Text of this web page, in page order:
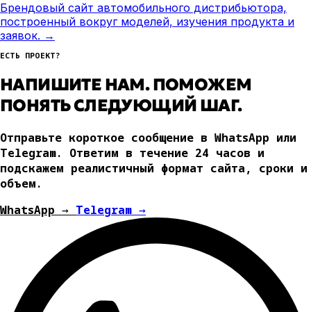
Брендовый сайт автомобильного дистрибьютора,
построенный вокруг моделей, изучения продукта и
заявок. →
ЕСТЬ ПРОЕКТ?
НАПИШИТЕ НАМ. ПОМОЖЕМ
ПОНЯТЬ СЛЕДУЮЩИЙ ШАГ.
Отправьте короткое сообщение в WhatsApp или
Telegram. Ответим в течение 24 часов и
подскажем реалистичный формат сайта, сроки и
объем.
WhatsApp → Telegram →